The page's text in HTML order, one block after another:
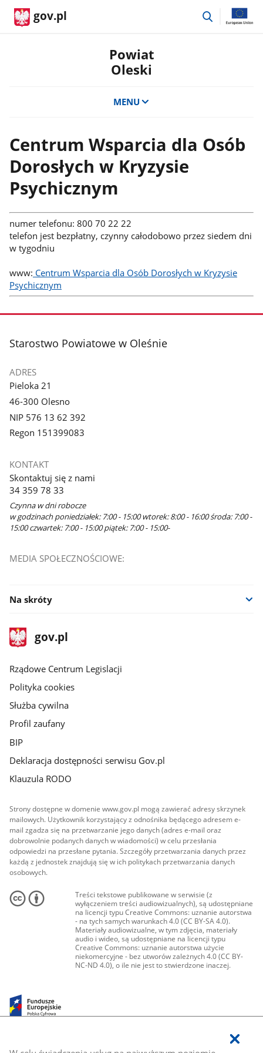
gov.pl
przejdź
Powiat
Oleski
MENU
Centrum Wsparcia dla Osób
Dorosłych w Kryzysie
Psychicznym
numer telefonu: 800 70 22 22
telefon jest bezpłatny, czynny całodobowo przez siedem dni
w tygodniu
www: Centrum Wsparcia dla Osób Dorosłych w Kryzysie
Psychicznym
stopka
Starostwo Powiatowe w Oleśnie
ADRES
Pieloka 21
46-300 Olesno
NIP 576 13 62 392
Regon 151399083
KONTAKT
Skontaktuj się z nami
34 359 78 33
Czynna w dni robocze
w godzinach poniedziałek: 7:00 - 15:00 wtorek: 8:00 - 16:00 środa: 7:00 -
15:00 czwartek: 7:00 - 15:00 piątek: 7:00 - 15:00-
MEDIA SPOŁECZNOŚCIOWE:
Na skróty
stopka
gov.plStrona
gov.pl
Rządowe Centrum Legislacji
Polityka cookies
Służba cywilna
Profil zaufany
BIP
Deklaracja dostępności serwisu Gov.pl
Klauzula RODO
Strony dostępne w domenie www.gov.pl mogą zawierać adresy skrzynek
mailowych. Użytkownik korzystający z odnośnika będącego adresem e-
mail zgadza się na przetwarzanie jego danych (adres e-mail oraz
dobrowolnie podanych danych w wiadomości) w celu przesłania
odpowiedzi na przesłane pytania. Szczegóły przetwarzania danych przez
każdą z jednostek znajdują się w ich politykach przetwarzania danych
osobowych.
Treści tekstowe publikowane w serwisie (z
wyłączeniem treści audiowizualnych), są udostępniane
na licencji typu Creative Commons: uznanie autorstwa
- na tych samych warunkach 4.0 (CC BY-SA 4.0).
Materiały audiowizualne, w tym zdjęcia, materiały
audio i wideo, są udostępniane na licencji typu
Creative Commons: uznanie autorstwa użycie
niekomercyjne - bez utworów zależnych 4.0 (CC BY-
NC-ND 4.0), o ile nie jest to stwierdzone inaczej.